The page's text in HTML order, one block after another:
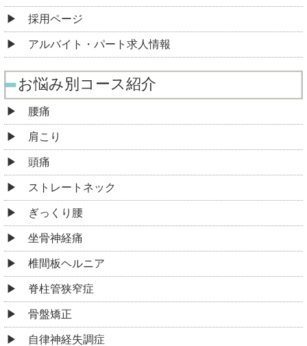
採用ページ
アルバイト・パート求人情報
お悩み別コース紹介
腰痛
肩こり
頭痛
ストレートネック
ぎっくり腰
坐骨神経痛
椎間板ヘルニア
脊柱管狭窄症
骨盤矯正
自律神経失調症